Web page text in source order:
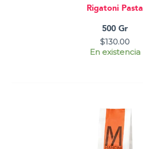
Rigatoni Pasta
500 Gr
$130.00
En existencia